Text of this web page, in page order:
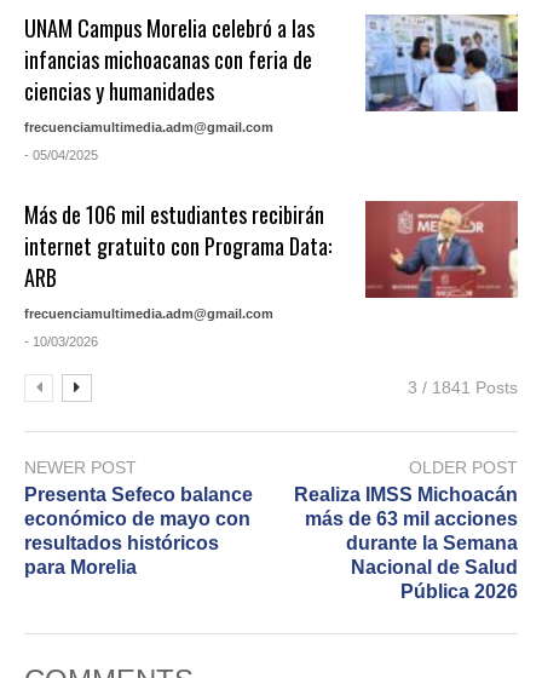
UNAM Campus Morelia celebró a las
infancias michoacanas con feria de
ciencias y humanidades
frecuenciamultimedia.adm@gmail.com
- 05/04/2025
Más de 106 mil estudiantes recibirán
internet gratuito con Programa Data:
ARB
frecuenciamultimedia.adm@gmail.com
- 10/03/2026
3 / 1841 Posts
NEWER POST
Presenta Sefeco balance
económico de mayo con
resultados históricos
para Morelia
OLDER POST
Realiza IMSS Michoacán
más de 63 mil acciones
durante la Semana
Nacional de Salud
Pública 2026